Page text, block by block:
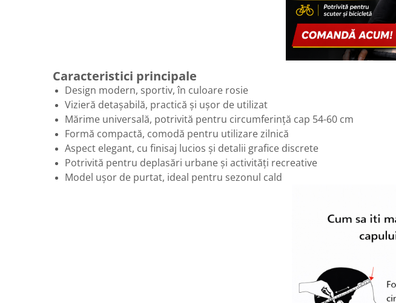
Caracteristici principale
Design modern, sportiv, în culoare rosie
Vizieră detașabilă, practică și ușor de utilizat
Mărime universală, potrivită pentru circumferință cap 54-60 cm
Formă compactă, comodă pentru utilizare zilnică
Aspect elegant, cu finisaj lucios și detalii grafice discrete
Potrivită pentru deplasări urbane și activități recreative
Model ușor de purtat, ideal pentru sezonul cald